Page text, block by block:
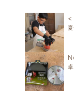
投稿ナ
<